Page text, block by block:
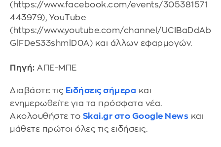
(https://www.facebook.com/events/305381571
443979), YouTube
(https://www.youtube.com/channel/UCIBaDdAb
GlFDeS33shmlD0A) και άλλων εφαρμογών.
Πηγή: ΑΠΕ-ΜΠΕ
Διαβάστε τις Ειδήσεις σήμερα και
ενημερωθείτε για τα πρόσφατα νέα.
Ακολουθήστε το Skai.gr στο Google News και
μάθετε πρώτοι όλες τις ειδήσεις.